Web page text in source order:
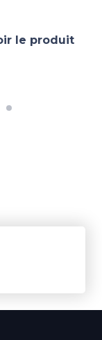
le produit